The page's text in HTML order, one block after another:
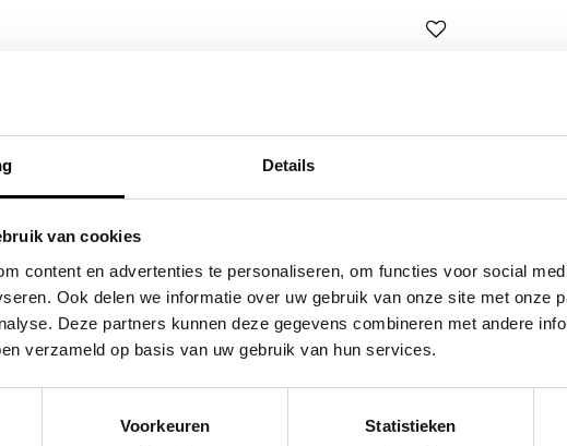
Details
van cookies
content en advertenties te personaliseren, om functies voor social
Ook delen we informatie over uw gebruik van onze site met onze
Deze partners kunnen deze gegevens combineren met andere
verzameld op basis van uw gebruik van hun services.
Voorkeuren Statistieken
crossbodytas / schoudertas dames
leer romance